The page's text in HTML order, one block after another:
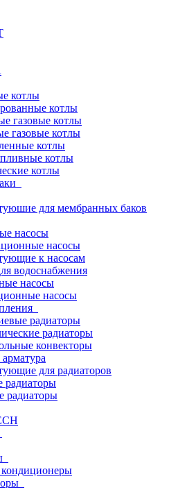
котлы
котлы
газовые котлы
газовые котлы
котлы
котлы
котлы
для мембранных баков
насосы
насосы
к насосам
водоснабжения
насосы
насосы
радиаторы
радиаторы
конвекторы
для радиаторов
радиаторы
радиаторы